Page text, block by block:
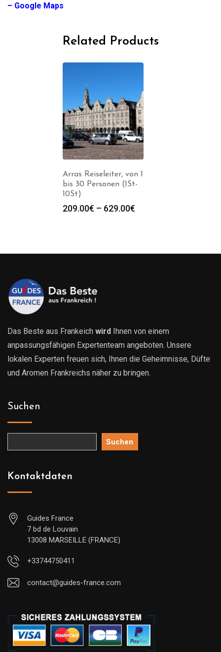
– Google Maps
Related Products
Arras Reiseleiter, von 1
bis 30 Personen (1St-
10St)
209.00€ – 629.00€
Das Beste aus Frankeich wird
Ihnen von einem
anpassungsfähigen Expertenteam angeboten. Unsere
lokalen Experten freuen sich, Ihnen die Geheimnisse, Düfte
und Aromen Frankreichs näher zu bringen.
Suchen
Suchen
Kontaktdaten
Guides France
7 bd de Louvain
13008 MARSEILLE (FRANCE)
+33744750411
contact@guides-france.com